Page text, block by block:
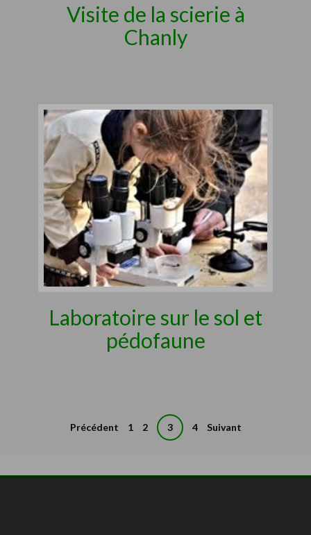
Visite de la scierie à
Chanly
Laboratoire sur le sol et
pédofaune
Pagination
publications
Précédent 1 2 3 4 Suivant